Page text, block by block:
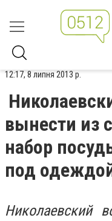
12:17, 8 липня 2013 р.
вынести из
набор
под
Николаевский